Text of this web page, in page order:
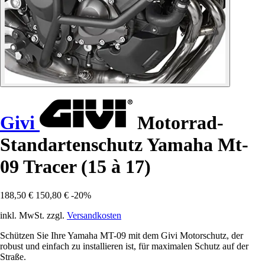
Givi
Motorrad-
Standartenschutz Yamaha Mt-
09 Tracer (15 à 17)
188,50 € 150,80 € -20%
inkl. MwSt. zzgl. Versandkosten
Schützen Sie Ihre Yamaha MT-09 mit dem Givi Motorschutz, der
robust und einfach zu installieren ist, für maximalen Schutz auf der
Straße.